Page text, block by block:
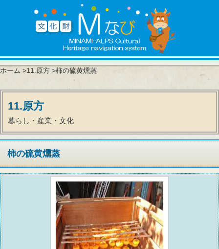
ホーム >11.原方 >柿の硫黄燻蒸
11.原方
暮らし・産業・文化
柿の硫黄燻蒸